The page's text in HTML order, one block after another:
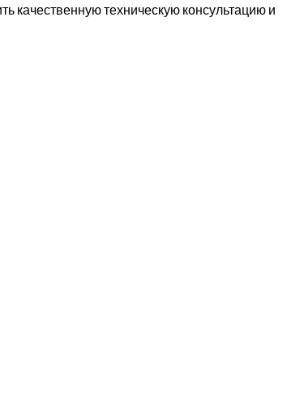
качественную техническую консультацию и